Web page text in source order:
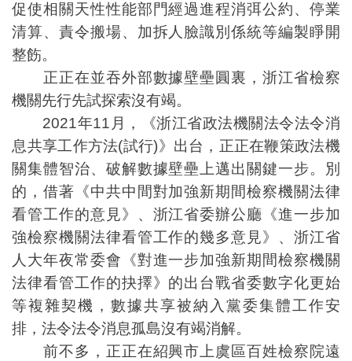
促使相關天性性能部門經過進程消弭公約、停業
清算、責令搬場、加拆人臉識別係統等編製睜開
整飭。
正正在並吞外部數據壁壘圓裏，浙江省檢察
機關先行先試探索沒有竭。
2021年11月，《浙江省政法機關法令法令消
息共享工作方法(試行)》出台，正正在鞭策政法機
關集體智治、破解數據壁壘上邁出關鍵一步。別
的，借著《中共中間對加強新期間檢察機關法律
看管工作的意見》、浙江省委辦公廳《進一步加
強檢察機關法律看管工作的幾多意見》、浙江省
人大年夜常委會《對進一步加強新期間檢察機關
法律看管工作的抉擇》的出台戰省委數字化更始
等複雜契機，數據共享被納入黨委集體工作安
排，法令法令消息孤島沒有竭消解。
前不多，正正在紹興市上虞區百姓檢察院遠